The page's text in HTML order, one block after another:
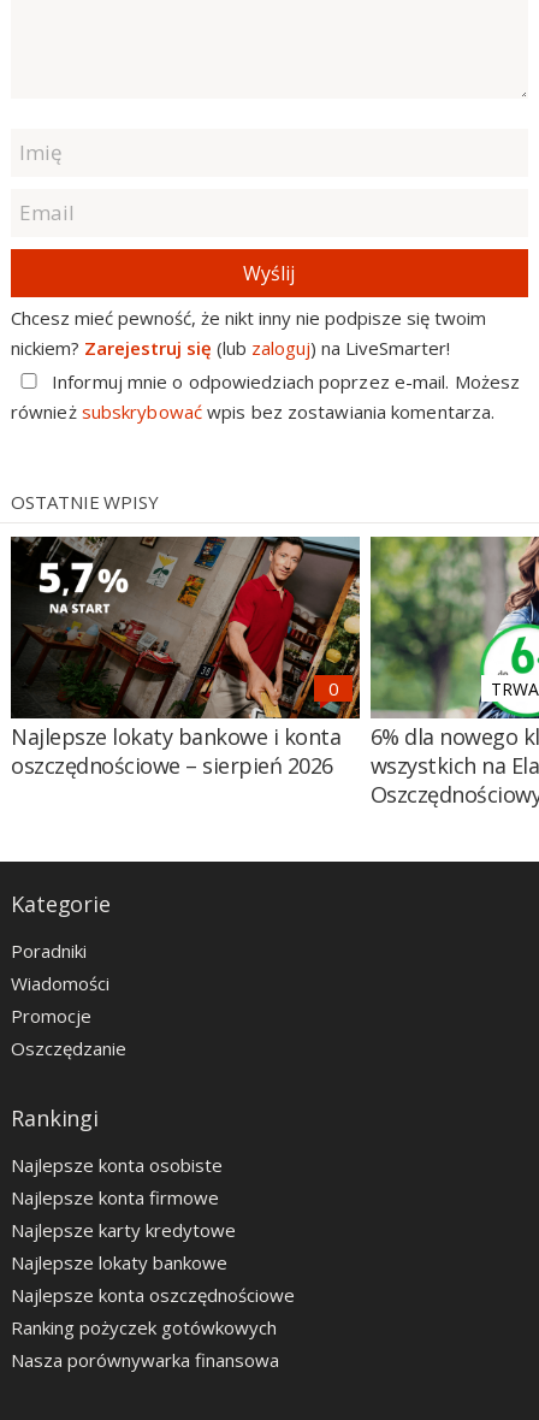
Wyślij
Chcesz mieć pewność, że nikt inny nie podpisze się twoim
nickiem? Zarejestruj się (lub zaloguj) na LiveSmarter!
Informuj mnie o odpowiedziach poprzez e-mail. Możesz
również subskrybowaćwpis bez zostawiania komentarza.
OSTATNIE WPISY
Najlepsze lokaty bankowe i konta
oszczędnościowe – sierpień 2026
6% dla nowego
wszystkich na
Kategorie
Poradniki
Wiadomości
Promocje
Oszczędzanie
Rankingi
Najlepsze konta osobiste
Najlepsze konta firmowe
Najlepsze karty kredytowe
Najlepsze lokaty bankowe
Najlepsze konta oszczędnościowe
Ranking pożyczek gotówkowych
Nasza porównywarka finansowa